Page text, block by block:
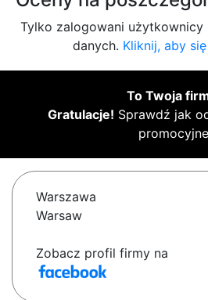
Tylko zalogowani
danych. Kliknij, aby
To Twoja
Gratulacje! Sprawdź jak
Warszawa
Warsaw
Zobacz profil firmy na